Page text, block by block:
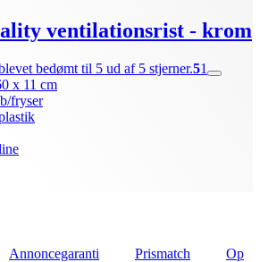
ventilationsrist - krom
bedømt til 5 ud af 5 stjerner.51
x 11 cm
fryser
Annoncegaranti Prismatch
Op